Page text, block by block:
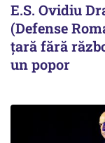
E.S. Ovidiu
(Defense
țară fără
un popor